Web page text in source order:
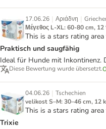
17.06.26 | Αριάδνη |
Μέγεθος L-XL: 60-80 cm, 12
This is a stars rating
Praktisch und saugfähig
Ideal für Hunde mit Inkontinenz.
Diese Bewertung wurde übersetzt.
04.06.26 | Tschechien
velikost S–M: 30–46 cm, 12
This is a stars rating
Trixie